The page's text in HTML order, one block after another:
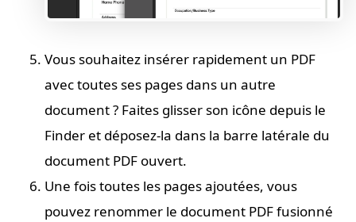
Vous souhaitez insérer rapidement un PDF
avec toutes ses pages dans un autre
document ? Faites glisser son icône depuis le
Finder et déposez-la dans la barre latérale du
document PDF ouvert.
Une fois toutes les pages ajoutées, vous
pouvez renommer le document PDF fusionné